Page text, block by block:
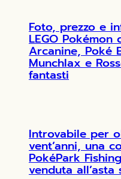
Foto, prezzo e
LEGO Pokémon
Arcanine, Poké
Munchlax e
fantasti
Introvabile per
vent’anni, una
PokéPark
venduta all’asta